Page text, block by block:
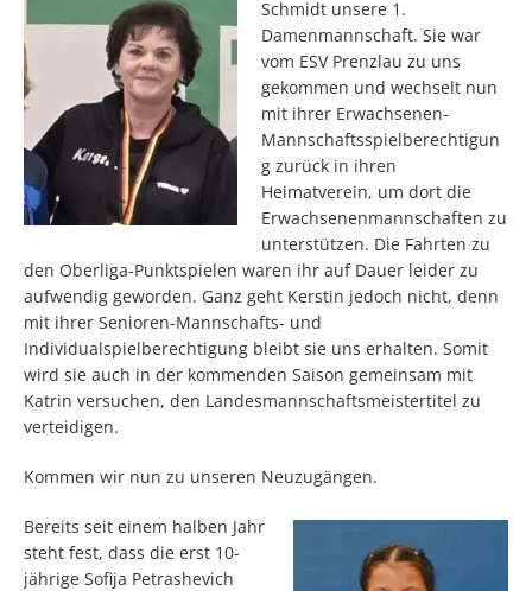
Schmidt unsere 1.
Damenmannschaft. Sie war
vom ESV Prenzlau zu uns
gekommen und wechselt nun
mit ihrer Erwachsenen-
Mannschaftsspielberechtigun
g zurück in ihren
Heimatverein, um dort die
Erwachsenenmannschaften zu
unterstützen. Die Fahrten zu
den Oberliga-Punktspielen waren ihr auf Dauer leider zu
aufwendig geworden. Ganz geht Kerstin jedoch nicht, denn
mit ihrer Senioren-Mannschafts- und
Individualspielberechtigung bleibt sie uns erhalten. Somit
wird sie auch in der kommenden Saison gemeinsam mit
Katrin versuchen, den Landesmannschaftsmeistertitel zu
verteidigen.
Kommen wir nun zu unseren Neuzugängen.
Bereits seit einem halben Jahr
steht fest, dass die erst 10-
jährige Sofija Petrashevich